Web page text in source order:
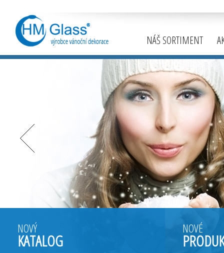
NÁŠ SORTIMENT
NOVÝ
KATALOG
NOVÉ